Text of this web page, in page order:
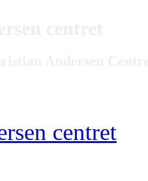
centret